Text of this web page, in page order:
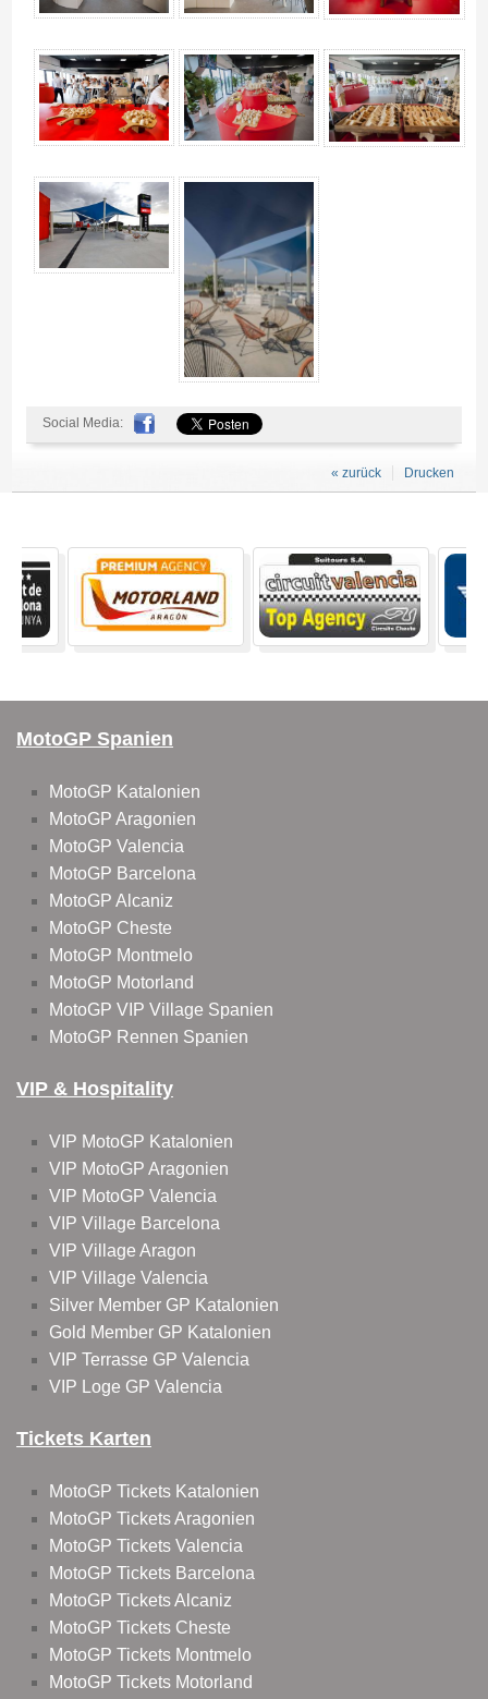
Social Media:
Drucken
« zurück
MotoGP Spanien
MotoGP Katalonien
MotoGP Aragonien
MotoGP Valencia
MotoGP Barcelona
MotoGP Alcaniz
MotoGP Cheste
MotoGP Montmelo
MotoGP Motorland
MotoGP VIP Village Spanien
MotoGP Rennen Spanien
VIP & Hospitality
VIP MotoGP Katalonien
VIP MotoGP Aragonien
VIP MotoGP Valencia
VIP Village Barcelona
VIP Village Aragon
VIP Village Valencia
Silver Member GP Katalonien
Gold Member GP Katalonien
VIP Terrasse GP Valencia
VIP Loge GP Valencia
Tickets Karten
MotoGP Tickets Katalonien
MotoGP Tickets Aragonien
MotoGP Tickets Valencia
MotoGP Tickets Barcelona
MotoGP Tickets Alcaniz
MotoGP Tickets Cheste
MotoGP Tickets Montmelo
MotoGP Tickets Motorland